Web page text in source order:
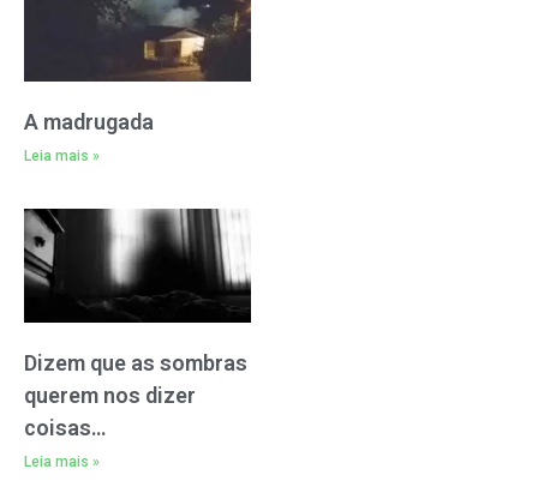
A madrugada
Leia mais »
Dizem que as sombras
querem nos dizer
coisas…
Leia mais »